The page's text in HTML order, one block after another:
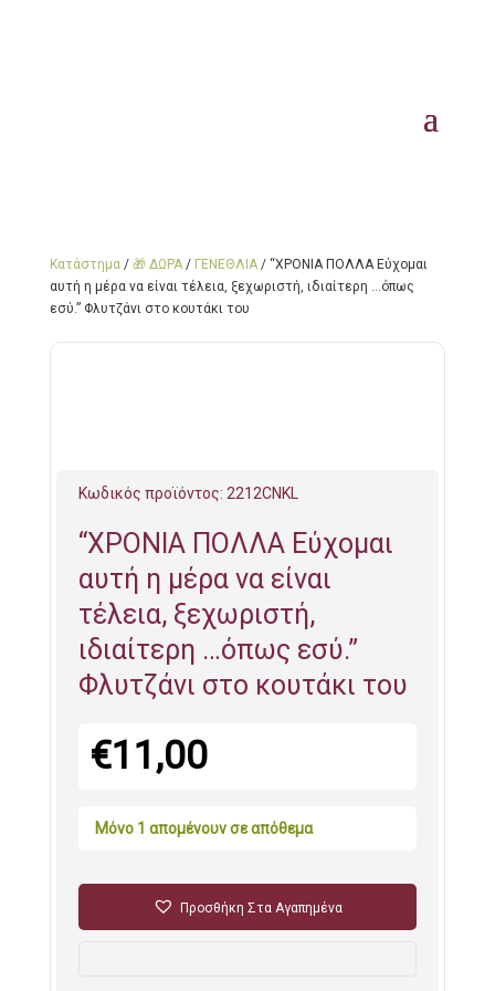
Κατάστημα/ 🎁 ΔΩΡΑ/ ΓΕΝΕΘΛΙΑ/ “ΧΡΟΝΙΑ ΠΟΛΛΑ Εύχομαι
αυτή η μέρα να είναι τέλεια, ξεχωριστή, ιδιαίτερη …όπως
εσύ.” Φλυτζάνι στο κουτάκι του
Κωδικός προϊόντος: 2212CNKL
“ΧΡΟΝΙΑ ΠΟΛΛΑ Εύχομαι
αυτή η μέρα να είναι
τέλεια, ξεχωριστή,
ιδιαίτερη …όπως εσύ.”
Φλυτζάνι στο κουτάκι του
€11,00
Μόνο 1 απομένουν σε απόθεμα
Προσθήκη Στα Αγαπημένα